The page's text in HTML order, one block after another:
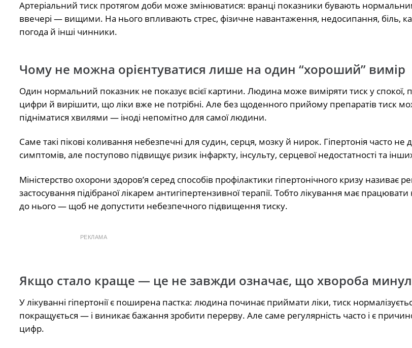
Артеріальний тиск протягом доби може змінюватися: вранці показники бувають
ввечері — вищими. На нього впливають стрес, фізичне навантаження, недосипання, біль,
погода й інші чинники.
Чому не можна орієнтуватися лише на один “хороший” вимір
Один нормальний показник не показує всієї картини. Людина може виміряти тиск у спокої,
цифри й вирішити, що ліки вже не потрібні. Але без щоденного прийому препаратів тиск
підніматися хвилями — іноді непомітно для самої людини.
Саме такі пікові коливання небезпечні для судин, серця, мозку й нирок. Гіпертонія часто не
симптомів, але поступово підвищує ризик інфаркту, інсульту, серцевої недостатності та
Міністерство охорони здоров’я серед способів профілактики гіпертонічного кризу називає
застосування підібраної лікарем антигіпертензивної терапії. Тобто лікування має працювати
до нього — щоб не допустити небезпечного підвищення тиску.
РЕКЛАМА
Якщо стало краще — це не завжди означає, що хвороба
У лікуванні гіпертонії є поширена пастка: людина починає приймати ліки, тиск
покращується — і виникає бажання зробити перерву. Але саме регулярність часто і є
цифр.